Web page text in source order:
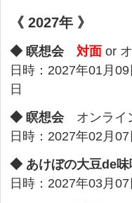
《 2027年 》
◆ 瞑想会 対面 or
日時：2027年01月
日
◆ 瞑想会オンライ
日時：2027年02月
◆ あけぼの大豆de味
日時：2027年03月